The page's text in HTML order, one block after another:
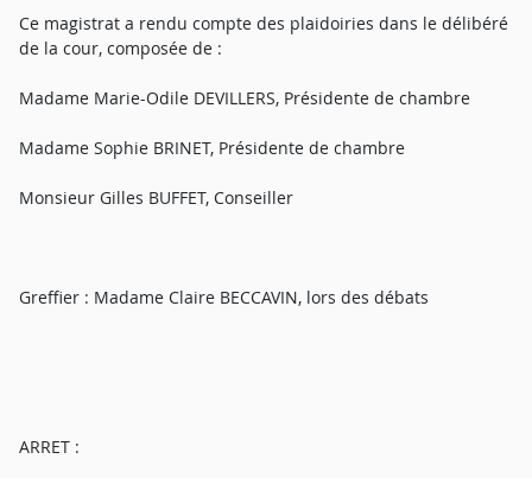
Ce magistrat a rendu compte des plaidoiries dans le délibéré
de la cour, composée de :
Madame Marie-Odile DEVILLERS, Présidente de chambre
Madame Sophie BRINET, Présidente de chambre
Monsieur Gilles BUFFET, Conseiller
Greffier : Madame Claire BECCAVIN, lors des débats
ARRET :